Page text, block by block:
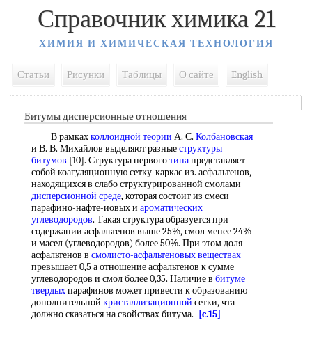
Справочник химика 21
ХИМИЯ И ХИМИЧЕСКАЯ ТЕХНОЛОГИЯ
Статьи Рисунки Таблицы О сайте English
Битумы дисперсионные отношения
В рамкахколлоидной теории А. С. Колбановская
и В. В. Михайлов выделяют разныеструктуры
битумов [10]. Структура первоготипапредставляет
собой коагуляционную сетку-каркас из. асфальтенов,
находящихся в слабо структурированной смолами
дисперсионной среде, которая состоит из смеси
парафино-нафте-иовых и ароматических
углеводородов. Такая структура образуется при
содержании асфальтенов выше 25%, смол менее 24%
и масел (углеводородов) более 50%. При этом доля
асфальтенов в смолисто-асфальтеновых веществах
превышает 0,5 а отношение асфальтенов к сумме
углеводородов и смол более 0,35. Наличие в битуме
твердыхпарафинов может привести к образованию
дополнительной кристаллизационной сетки, чта
должно сказаться на свойствах битума.
[c.15]